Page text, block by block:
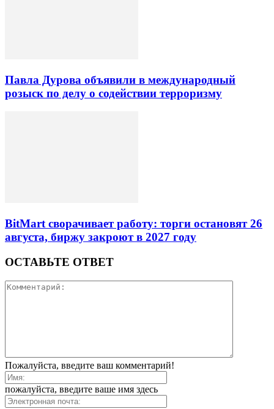
Павла Дурова объявили в международный
розыск по делу о содействии терроризму
BitMart сворачивает работу: торги остановят 26
августа, биржу закроют в 2027 году
ОСТАВЬТЕ ОТВЕТ
Пожалуйста, введите ваш комментарий!
пожалуйста, введите ваше имя здесь